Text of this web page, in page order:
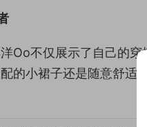
Oo不仅展示了自己的
的小裙子还是随意舒适